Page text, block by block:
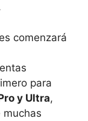
comenzará
para
y Ultra,
muchas